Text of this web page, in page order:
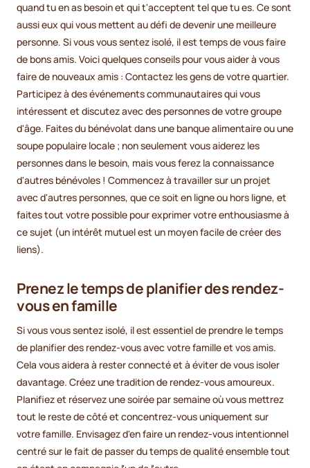
quand tu en as besoin et qui t'acceptent tel que tu es. Ce sont
aussi eux qui vous mettent au défi de devenir une meilleure
personne. Si vous vous sentez isolé, il est temps de vous faire
de bons amis. Voici quelques conseils pour vous aider à vous
faire de nouveaux amis : Contactez les gens de votre quartier.
Participez à des événements communautaires qui vous
intéressent et discutez avec des personnes de votre groupe
d'âge. Faites du bénévolat dans une banque alimentaire ou une
soupe populaire locale ; non seulement vous aiderez les
personnes dans le besoin, mais vous ferez la connaissance
d'autres bénévoles ! Commencez à travailler sur un projet
avec d'autres personnes, que ce soit en ligne ou hors ligne, et
faites tout votre possible pour exprimer votre enthousiasme à
ce sujet (un intérêt mutuel est un moyen facile de créer des
liens).
Prenez le temps de planifier des rendez-
vous en famille
Si vous vous sentez isolé, il est essentiel de prendre le temps
de planifier des rendez-vous avec votre famille et vos amis.
Cela vous aidera à rester connecté et à éviter de vous isoler
davantage. Créez une tradition de rendez-vous amoureux.
Planifiez et réservez une soirée par semaine où vous mettrez
tout le reste de côté et concentrez-vous uniquement sur
votre famille. Envisagez d'en faire un rendez-vous intentionnel
centré sur le fait de passer du temps de qualité ensemble tout